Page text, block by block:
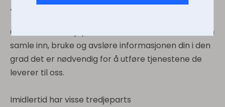
Tjenester levert av tredjeparter
Generelt vil tredjepartsleverandørene vi bruker kun
samle inn, bruke og avsløre informasjonen din i den
grad det er nødvendig for å utføre tjenestene de
leverer til oss.
Imidlertid har visse tredjeparts